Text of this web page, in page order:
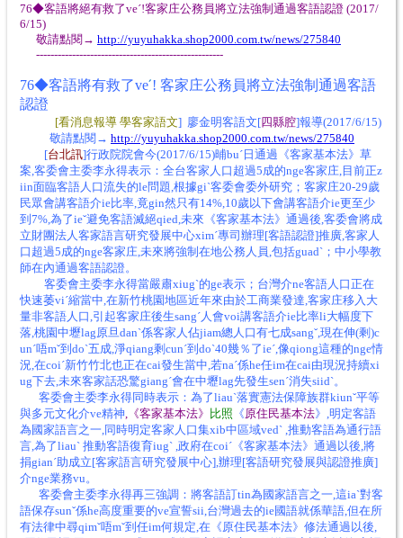
76◆客語將絕有救了veˊ!客家庄公務員將立法強制通過客語認證 (2017/
6/15)
敬請點閱→ http://yuyuhakka.shop2000.com.tw/news/275840
----------------------------------------------------
76◆客語將有救了veˊ! 客家庄公務員將立法強制通過客語
認證
[看消息報導 學客家語文] 廖金明客語文[四縣腔]報導(2017/6/15)
敬請點閱→ http://yuyuhakka.shop2000.com.tw/news/275840
[台北訊]行政院院會今(2017/6/15)晡buˊ日通過《客家基本法》草
案,客委會主委李永得表示：全台客家人口超過5成的nge客家庄,目前正z
iin面臨客語人口流失的le問題,根據giˋ客委會委外研究；客家庄20-29歲
民眾會講客語介ie比率,竟gin然只有14%,10歲以下會講客語介ie更至少
到7%,為了ieˇ避免客語滅絕qied,未來《客家基本法》通過後,客委會將成
立財團法人客家語言研究發展中心ximˊ專司辦理[客語認證]推廣,客家人
口超過5成的nge客家庄,未來將強制在地公務人員,包括guadˋ；中小學教
師在內通過客語認證。
客委會主委李永得當嚴肅xiugˋ的ge表示；台灣介ne客語人口正在
快速萎viˊ縮當中,在新竹桃園地區近年來由於工商業發達,客家庄移入大
量非客語人口,引起客家庄後生sangˊ人會voi講客語介ie比率li大幅度下
落,桃園中壢lag原旦danˋ係客家人佔jiam總人口有七成sangˇ,現在伸(剩)c
unˊ唔mˇ到doˋ五成,淨qiang剩cunˊ到doˋ40幾％了ieˊ,像qiong這種的nge情
況,在coiˊ新竹竹北也正在cai發生當中,若naˊ係he任im在cai由現況持續xi
ug下去,未來客家話恐驚giangˊ會在中壢lag先發生senˊ消失siidˋ。
客委會主委李永得同時表示：為了liauˋ落實憲法保障族群kiunˇ平等
與多元文化介ve精神 ,《客家基本法》 比照 《 原住民基本法》,明定客語
為國家語言之一,同時明定客家人口集xib中區域vedˋ ,推動客語為通行語
言,為了liauˋ 推動客語復育iugˋ ,政府在coiˊ《客家基本法》通過以後,將
捐gianˊ助成立[客家語言研究發展中心],辦理[客語研究發展與認證推廣]
介nge業務vu。
客委會主委李永得再三強調：將客語訂tin為國家語言之一,這iaˋ對客
語保存sunˇ係he高度重要的ve宣誓sii,台灣過去的ie國語就係華語,但在所
有法律中尋qimˇ唔mˇ到任im何規定,在《原住民基本法》修法通過以後,